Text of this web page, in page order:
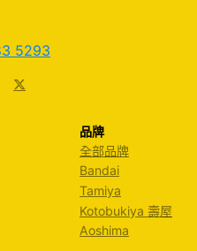
5293
品牌
全部品牌
Bandai
Tamiya
Kotobukiya 壽屋
Aoshima